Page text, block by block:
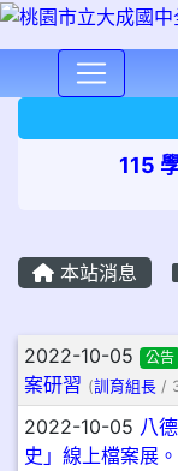
115
本站消息
文章列表
2022-10-05 公告
案研習 (訓育組長 /
2022-10-05 八
史」線上檔案展。